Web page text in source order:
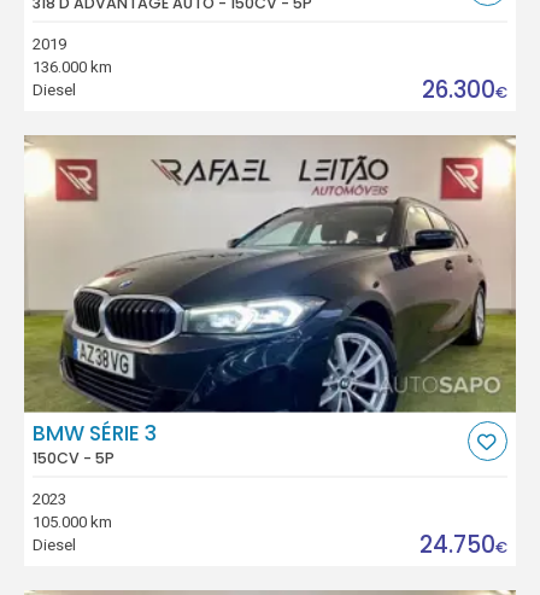
2019
136.000 km
Diesel
26.300€
BMW SÉRIE 3
150CV - 5P
2023
105.000 km
Diesel
24.750€